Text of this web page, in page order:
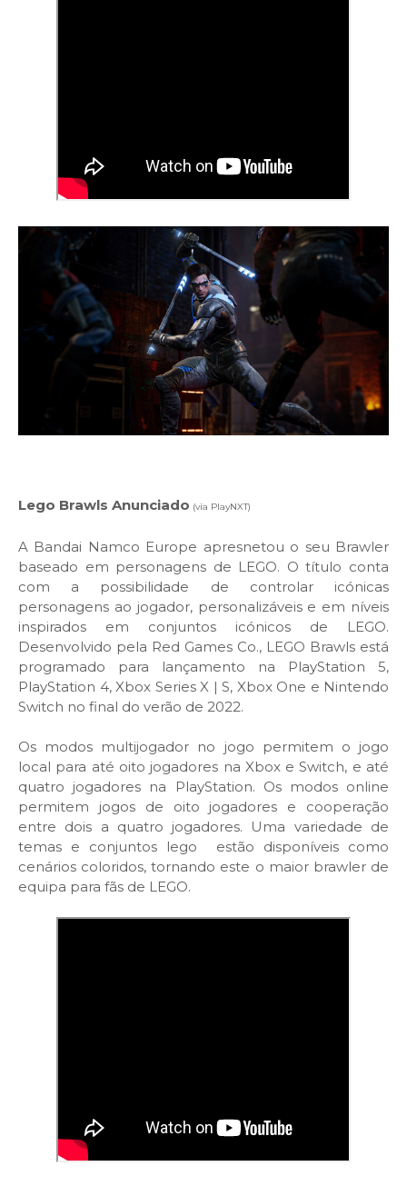
Lego Brawls Anunciado (via PlayNXT)
A Bandai Namco Europe apresnetou o seu Brawler
baseado em personagens de LEGO. O título conta
com a possibilidade de controlar icónicas
personagens ao jogador, personalizáveis ​​e em níveis
inspirados em conjuntos icónicos de LEGO.
Desenvolvido pela Red Games Co., LEGO Brawls está
programado para lançamento na PlayStation 5,
PlayStation 4, Xbox Series X | S, Xbox One e Nintendo
Switch no final do verão de 2022.
Os modos multijogador no jogo permitem o jogo
local para até oito jogadores na Xbox e Switch, e até
quatro jogadores na PlayStation. Os modos online
permitem jogos de oito jogadores e cooperação
entre dois a quatro jogadores. Uma variedade de
temas e conjuntos lego estão disponíveis como
cenários coloridos, tornando este o maior brawler de
equipa para fãs de LEGO.